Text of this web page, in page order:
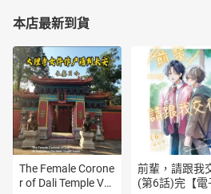
本店最新到貨
The Female Corone
r of Dali Temple Vo
前輩，請跟我
(第6話)完【電